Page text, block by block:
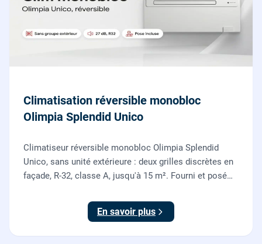
Climatisation réversible monobloc
Olimpia Splendid Unico
Climatiseur réversible monobloc Olimpia Splendid
Unico, sans unité extérieure : deux grilles discrètes en
façade, R-32, classe A, jusqu'à 15 m². Fourni et posé
En savoir plus